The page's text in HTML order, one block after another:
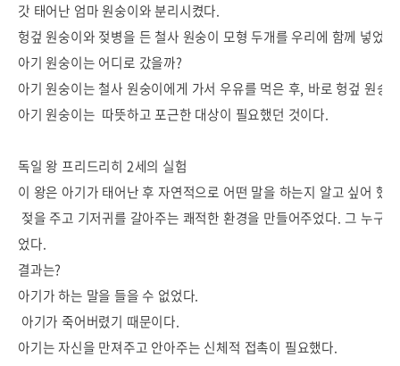
갓 태어난 엄마 원숭이와 분리시켰다.
헝겊 원숭이와 젖병을 든 철사 원숭이 모형 두개를 우리에 함께 넣었
아기 원숭이는 어디로 갔을까?
아기 원숭이는 철사 원숭이에게 가서 우유를 먹은 후, 바로 헝겊 원숭
아기 원숭이는 따뜻하고 포근한 대상이 필요했던 것이다.
독일 왕 프리드리히 2세의 실험
이 왕은 아기가 태어난 후 자연적으로 어떤 말을 하는지 알고 싶어 했
젖을 주고 기저귀를 갈아주는 쾌적한 환경을 만들어주었다. 그 누구
었다.
결과는?
아기가 하는 말을 들을 수 없었다.
아기가 죽어버렸기 때문이다.
아기는 자신을 만져주고 안아주는 신체적 접촉이 필요했다.